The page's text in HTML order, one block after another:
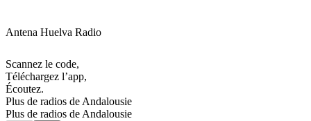
Antena Huelva Radio
Scannez le code,
Téléchargez l’app,
Écoutez.
Plus de radios de Andalousie
Plus de radios de Andalousie